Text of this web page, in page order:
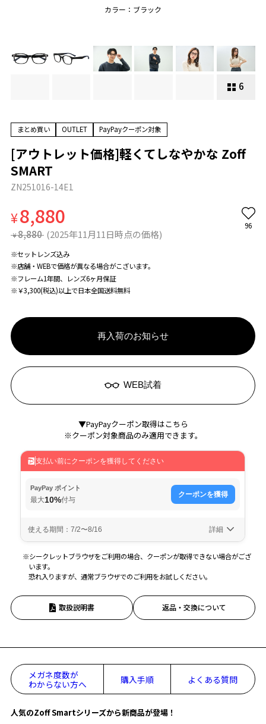
カラー：ブラック
6
まとめ買い OUTLET PayPayクーポン対象
[アウトレット価格]軽くてしなやかな Zoff
SMART
ZN251016-14E1
¥8,880
¥ 8,880 (2025年11月11日時点の価格)
96
※セットレンズ込み
※店舗・WEBで価格が異なる場合がこざいます。
※フレーム1年間、レンズ6ヶ月保証
※￥3,300(税込)以上で日本全国送料無料
再入荷のお知らせ
WEB試着
▼PayPayクーポン取得はこちら
※クーポン対象商品のみ適用できます。
※シークレットブラウザをご利用の場合、クーポンが取得できない場合がござ
います。
恐れ入りますが、通常ブラウザでのご利用をお試しください。
取扱説明書 返品・交換について
メガネ度数が
わからない方へ
購入手順 よくある質問
人気のZoff Smartシリーズから新商品が登場！